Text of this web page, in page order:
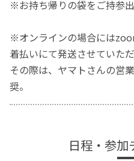
※お持ち帰りの袋をご持参
※オンラインの場合には
着払いにて発送させていた
その際は、ヤマトさんの営
奨。
日程・参加